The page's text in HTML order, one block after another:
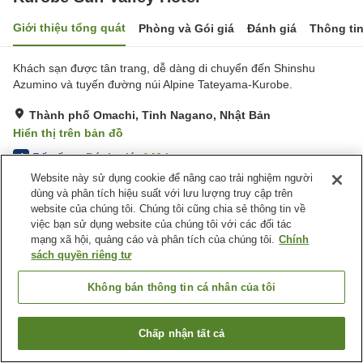
Giới thiệu tổng quát Phòng và Gói giá Đánh giá Thông
Khách sạn được tân trang, dễ dàng di chuyển đến Shinshu
Azumino và tuyến đường núi Alpine Tateyama-Kurobe.
Thành phố Omachi, Tỉnh Nagano, Nhật Bản
Hiển thị trên bản đồ
4 Rất tốt Đánh giá:146lượt
Tiện nghi chỗ nghỉ
Bãi đỗ xe
Spa / Salon
Nhà hàng
Máy bán hàng tự động
Nhật Bản Tỉnh Nagano
Thành phố Omachi
Kurobe Sun Valley Hotel
Tìm phòng trống
Website này sử dụng cookie để nâng cao trải nghiệm người
dùng và phân tích hiệu suất với lưu lượng truy cập trên
website của chúng tôi. Chúng tôi cũng chia sẻ thông tin về
việc bạn sử dụng website của chúng tôi với các đối tác
mạng xã hội, quảng cáo và phân tích của chúng tôi. Chính
sách quyền riêng tư
Không bán thông tin cá nhân của tôi
Chấp nhận tất cả